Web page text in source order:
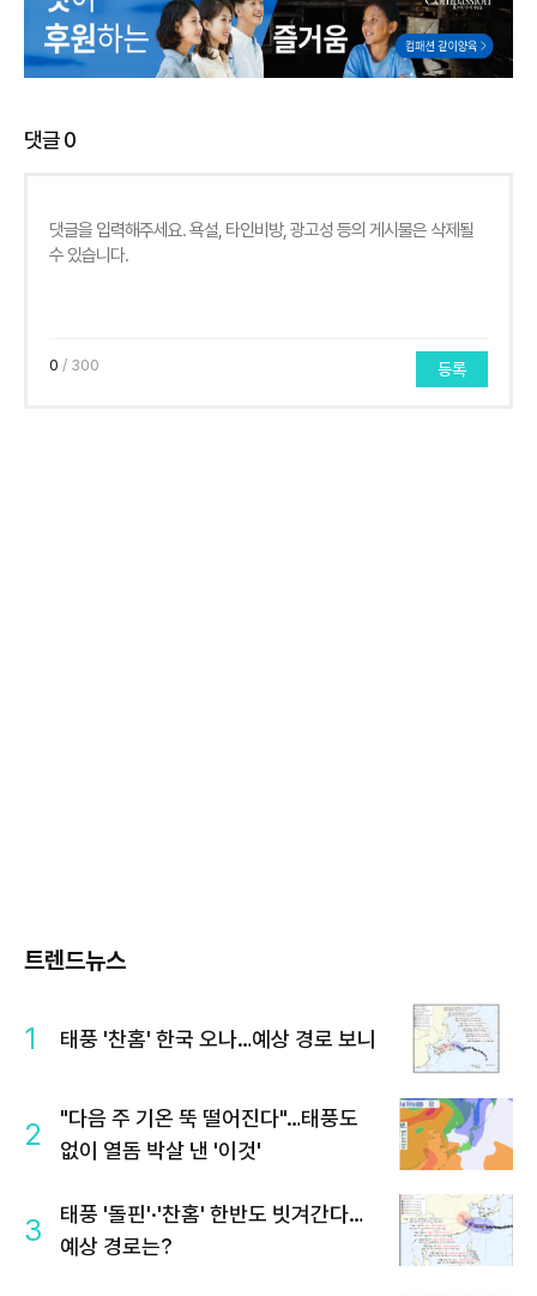
댓글0
0 / 300 등록
트렌드뉴스
1 태풍 '찬홈' 한국 오나…예상 경로 보니
2
"다음 주 기온 뚝 떨어진다"…태풍도
없이 열돔 박살 낸 '이것'
3
태풍 '돌핀'·'찬홈' 한반도 빗겨간다…
예상 경로는?